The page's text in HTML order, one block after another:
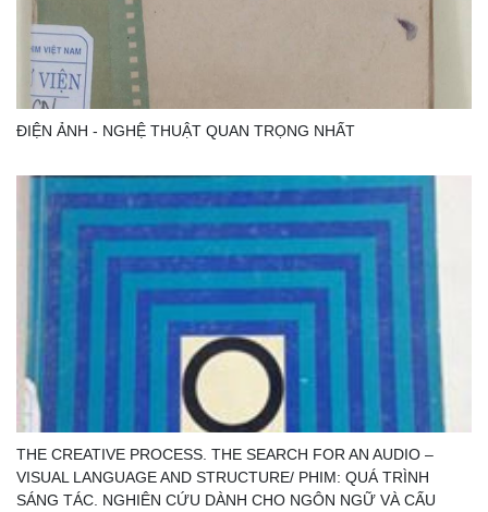
ĐIỆN ẢNH - NGHỆ THUẬT QUAN TRỌNG NHẤT
THE CREATIVE PROCESS. THE SEARCH FOR AN AUDIO –
VISUAL LANGUAGE AND STRUCTURE/ PHIM: QUÁ TRÌNH
SÁNG TÁC. NGHIÊN CỨU DÀNH CHO NGÔN NGỮ VÀ CẤU